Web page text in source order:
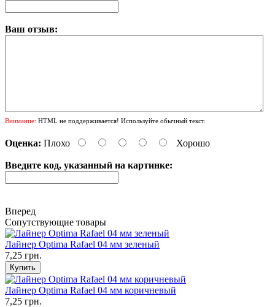
Ваш отзыв:
Внимание: HTML не поддерживается! Используйте обычный текст.
Оценка: Плохо Хорошо
Введите код, указанный на картинке:
Вперед
Сопутствующие товары
Лайнер Optima Rafael 04 мм зеленый
7,25 грн.
Лайнер Optima Rafael 04 мм коричневый
7,25 грн.